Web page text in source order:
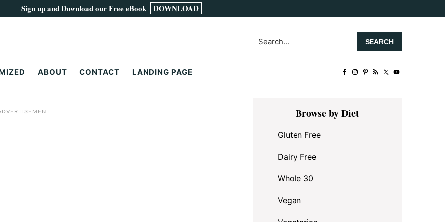
Sign up and Download our Free eBook DOWNLOAD
Search...
ABOUT CONTACT LANDING PAGE
Primary
SidebarBrowse by Diet
Gluten Free
Dairy Free
Whole 30
Vegan